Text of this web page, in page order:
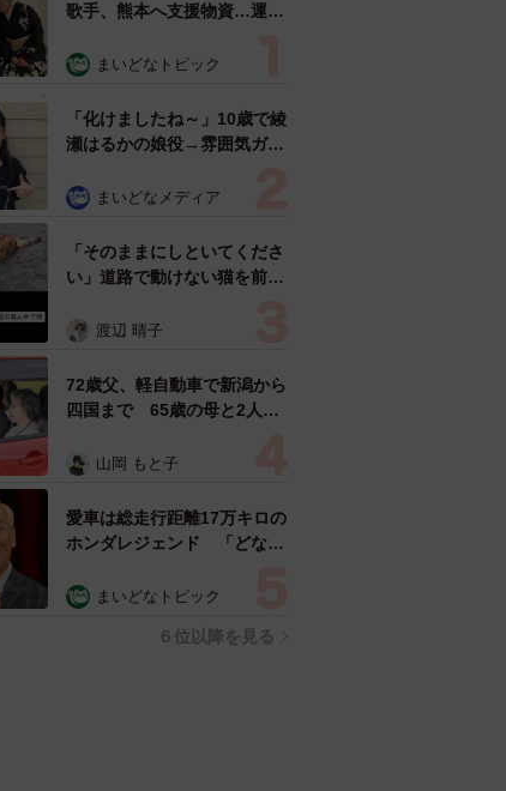
歌手、熊本へ支援物資…運搬
めらい 「痛いほど伝わる」
まいどなトピック
「化けましたね～」10歳で綾
瀬はるかの娘役→雰囲気ガラ
雰囲気が」「宝塚に入れそ
まいどなメディア
「そのままにしといてくださ
い」道路で動けない猫を前に
ようとした4日間 「命の重
表の訴え
渡辺 晴子
72歳父、軽自動車で新潟から
四国まで 65歳の母と2人で
憩まで分刻み… 「大学生で
山岡 もと子
愛車は総走行距離17万キロの
ホンダレジェンド 「どなた
所漫才師が譲渡の意向
まいどなトピック
６位以降を見る